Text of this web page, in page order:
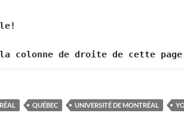
colonne de droite de cette
QUÉBEC UNIVERSITÉ DE MONTRÉAL